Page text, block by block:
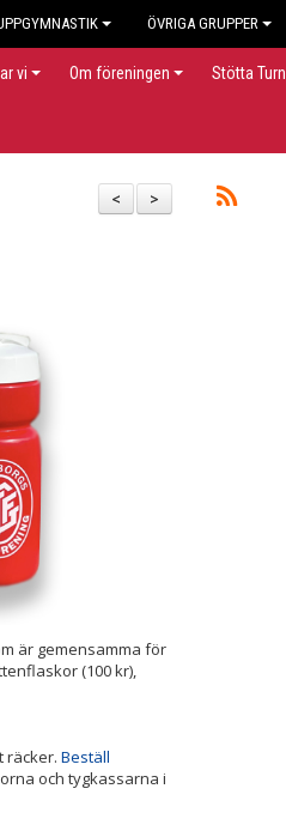
ÖVRIGA GRUPPER
vi Om föreningen Stötta Turn
>
<
är gemensamma för
(100 kr),
räcker. Beställ
och tygkassarna i